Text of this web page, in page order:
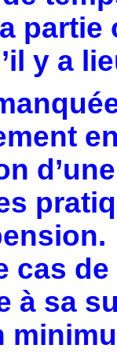
partie
y a
cas de
à sa